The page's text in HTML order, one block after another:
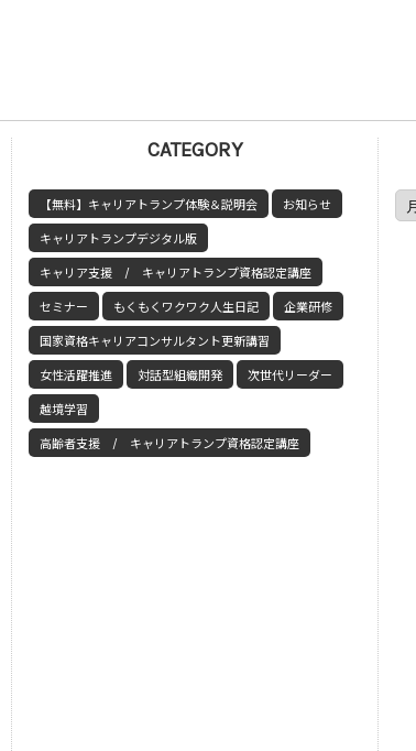
CATEGORY
【無料】キャリアトランプ体験＆説明会 お知らせ
キャリアトランプデジタル版
キャリア支援 / キャリアトランプ資格認定講座
セミナー もくもくワクワク人生日記 企業研修
国家資格キャリアコンサルタント更新講習
女性活躍推進 対話型組織開発 次世代リーダー
越境学習
高齢者支援 / キャリアトランプ資格認定講座